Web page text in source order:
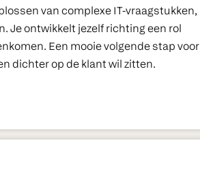
van complexe IT-vraagstukken,
Je ontwikkelt jezelf richting een rol
Een mooie volgende stap voor
dichter op de klant wil zitten.